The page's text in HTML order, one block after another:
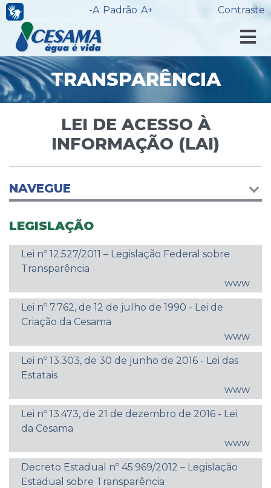
-A Padrão A+ Contraste
TRANSPARÊNCIA
LEI DE ACESSO À
INFORMAÇÃO (LAI)
NAVEGUE
LEGISLAÇÃO
Lei nº 12.527/2011 – Legislação Federal sobre
Transparência
www
Lei nº 7.762, de 12 de julho de 1990 - Lei de
Criação da Cesama
www
Lei nº 13.303, de 30 de junho de 2016 - Lei das
Estatais
www
Lei nº 13.473, de 21 de dezembro de 2016 - Lei
da Cesama
www
Decreto Estadual nº 45.969/2012 – Legislação
Estadual sobre Transparência